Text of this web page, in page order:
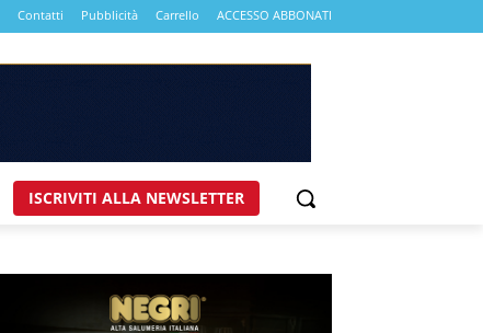
Contatti Pubblicità Carrello ACCESSO ABBONATI
ISCRIVITI ALLA NEWSLETTER